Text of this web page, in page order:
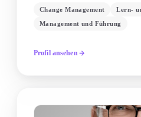
Change Management
Lern-
Management und Führung
Profil ansehen